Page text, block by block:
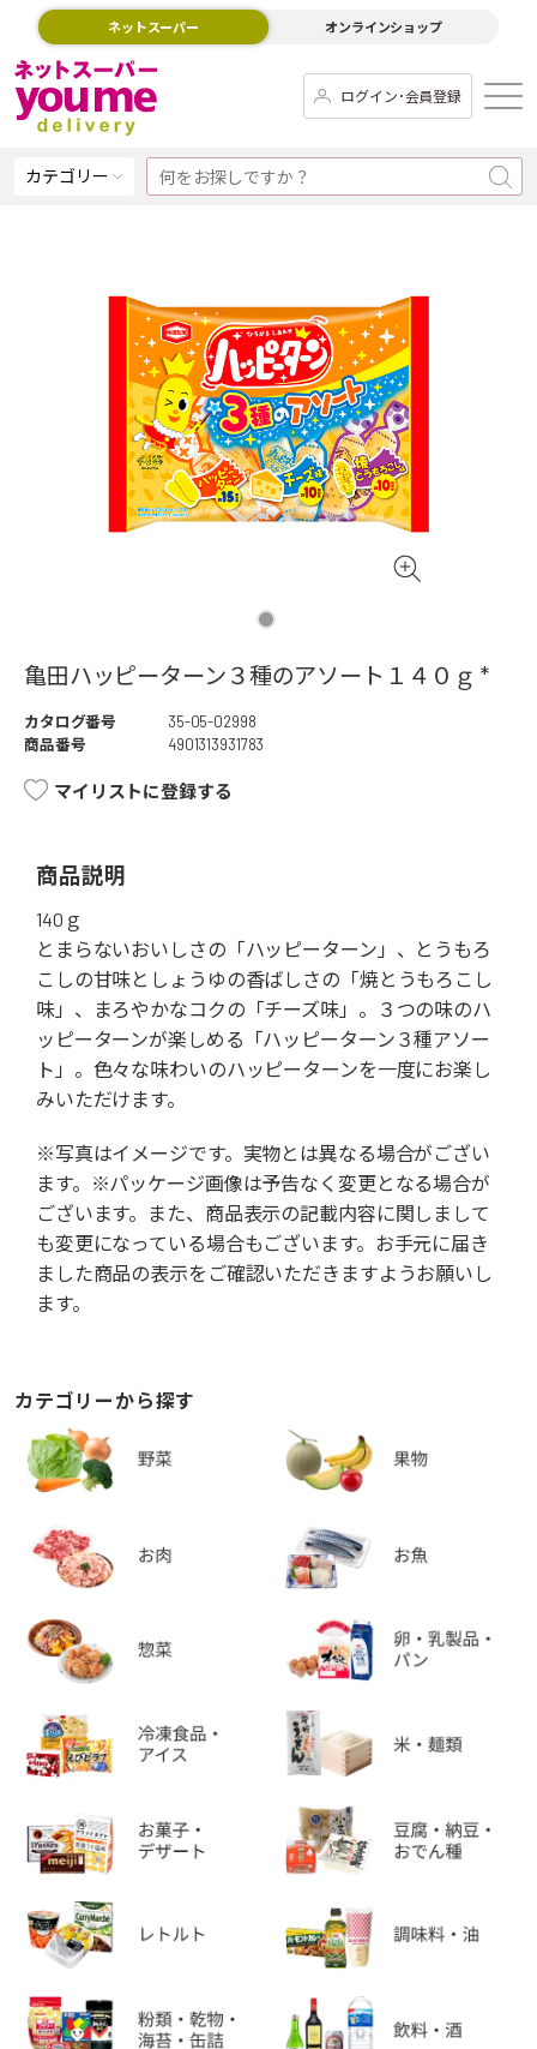
ネットスーパー オンラインショップ
ログイン･会員登録
カテゴリー
亀田ハッピーターン３種のアソート１４０ｇ *
カタログ番号
35-05-02998
商品番号
4901313931783
マイリストに登録する
商品説明
140ｇ
とまらないおいしさの「ハッピーターン」、とうもろ
こしの甘味としょうゆの香ばしさの「焼とうもろこし
味」、まろやかなコクの「チーズ味」。３つの味のハ
ッピーターンが楽しめる「ハッピーターン３種アソー
ト」。色々な味わいのハッピーターンを一度にお楽し
みいただけます。
※写真はイメージです。実物とは異なる場合がござい
ます。※パッケージ画像は予告なく変更となる場合が
ございます。また、商品表示の記載内容に関しまして
も変更になっている場合もございます。お手元に届き
ました商品の表示をご確認いただきますようお願いし
ます。
カテゴリーから探す